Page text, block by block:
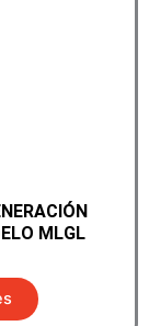
MLGL